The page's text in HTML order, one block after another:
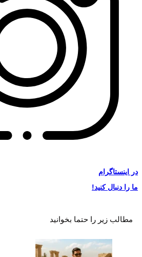
در اینستاگرام
ما را دنبال کنید!
مطالب زیر را حتما بخوانید